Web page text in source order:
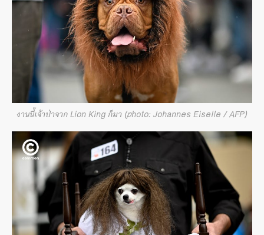
งานนี้เจ้าป่าจาก Lion King ก็มา (photo: Johannes Eiselle / AFP)